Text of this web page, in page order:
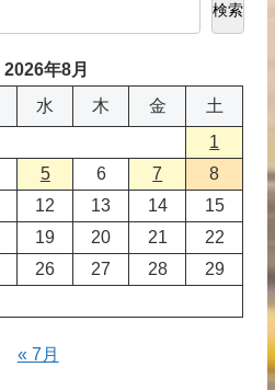
検索
2026年8月
水 木 金
土
1
5 6 7
8
12 13 14
15
19 20 21
22
26 27 28
29
« 7月